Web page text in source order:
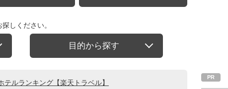
しください。
目的から探す
ルランキング【楽天トラベル】